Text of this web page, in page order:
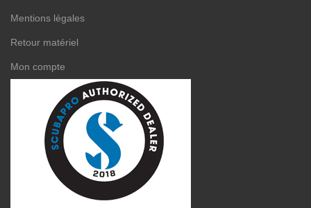
Mentions légales
Retour matériel
Mon compte